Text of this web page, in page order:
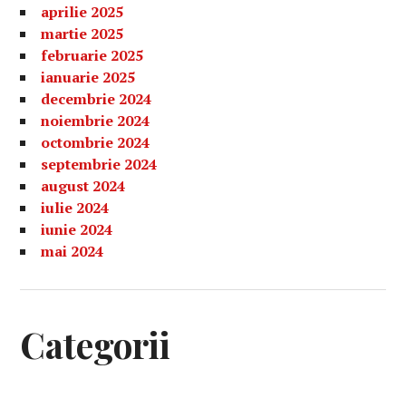
aprilie 2025
martie 2025
februarie 2025
ianuarie 2025
decembrie 2024
noiembrie 2024
octombrie 2024
septembrie 2024
august 2024
iulie 2024
iunie 2024
mai 2024
Categorii